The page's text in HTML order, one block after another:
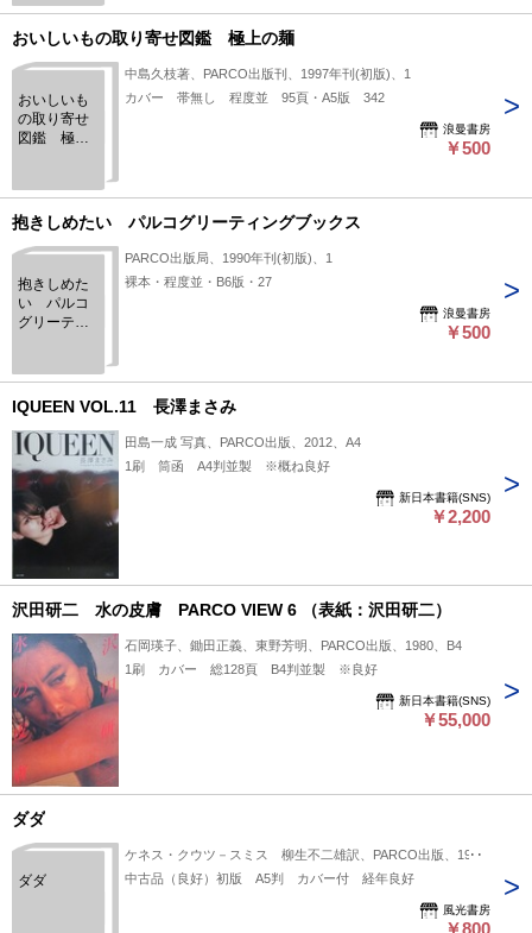
有
為、状態欄の「中古品（並）」という表現は考慮にいれないで
して下さい。状態表記の無いものは特に問題なく良好とお考え
下さい。:
おいしいもの取り寄せ図鑑 極上の麺
おいしいも
の取り寄せ
図鑑 極上
中島久枝著、PARCO出版刊、1997年刊(初版)、1
カバー 帯無し 程度並 95頁・A5版 342
浪曼書房
￥500
抱きしめたい パルコグリーティングブックス
抱きしめた
い パルコ
グリーティ
PARCO出版局、1990年刊(初版)、1
裸本・程度並・B6版・27
浪曼書房
￥500
IQUEEN VOL.11 長澤まさみ
田島一成 写真、PARCO出版、2012、A4
1刷 筒函 A4判並製 ※概ね良好
新日本書籍(SNS)
￥2,200
沢田研二 水の皮膚 PARCO VIEW 6 （表紙：沢田研二）
石岡瑛子、鋤田正義、東野芳明、PARCO出版、1980、B4
1刷 カバー 総128頁 B4判並製 ※良好
新日本書籍(SNS)
￥55,000
ダダ
ダダ
ケネス・クウツ－スミス 柳生不二雄訳、PARCO出版、1976
中古品（良好）初版 A5判 カバー付 経年良好
風光書房